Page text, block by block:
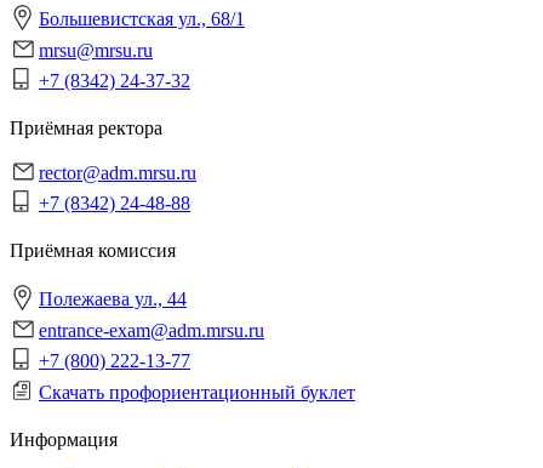
Большевистская ул., 68/1
mrsu@mrsu.ru
+7 (8342) 24-37-32
Приёмная ректора
rector@adm.mrsu.ru
+7 (8342) 24-48-88
Приёмная комиссия
Полежаева ул., 44
entrance-exam@adm.mrsu.ru
+7 (800) 222-13-77
Скачать профориентационный буклет
Информация